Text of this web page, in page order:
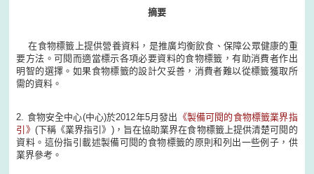
摘要
在食物標籤上提供營養資料，是推廣均衡飲食、保障公眾健康的重
要方法。可閱而適當標示各項必要資料的食物標籤，有助消費者作出
明智的選擇。如果食物標籤的設計欠妥善，消費者難以從標籤獲取所
需的資料。
2. 食物安全中心(中心)於2012年5月發出 《製備可閱的食物標籤業界指
引》 (下稱《業界指引》)，旨在協助業界在食物標籤上提供清楚可閱的
資料。這份指引載述製備可閱的食物標籤的原則和列出一些例子，供
業界參考。